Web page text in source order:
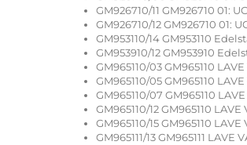
GM926710/11 GM926710 01:
GM926710/12 GM926710 01:
GM953110/14 GM953110
GM953910/12 GM953910
GM965110/03 GM965110
GM965110/05 GM965110
GM965110/07 GM965110
GM965110/12 GM965110
GM965110/15 GM965110
GM965111/13 GM965111